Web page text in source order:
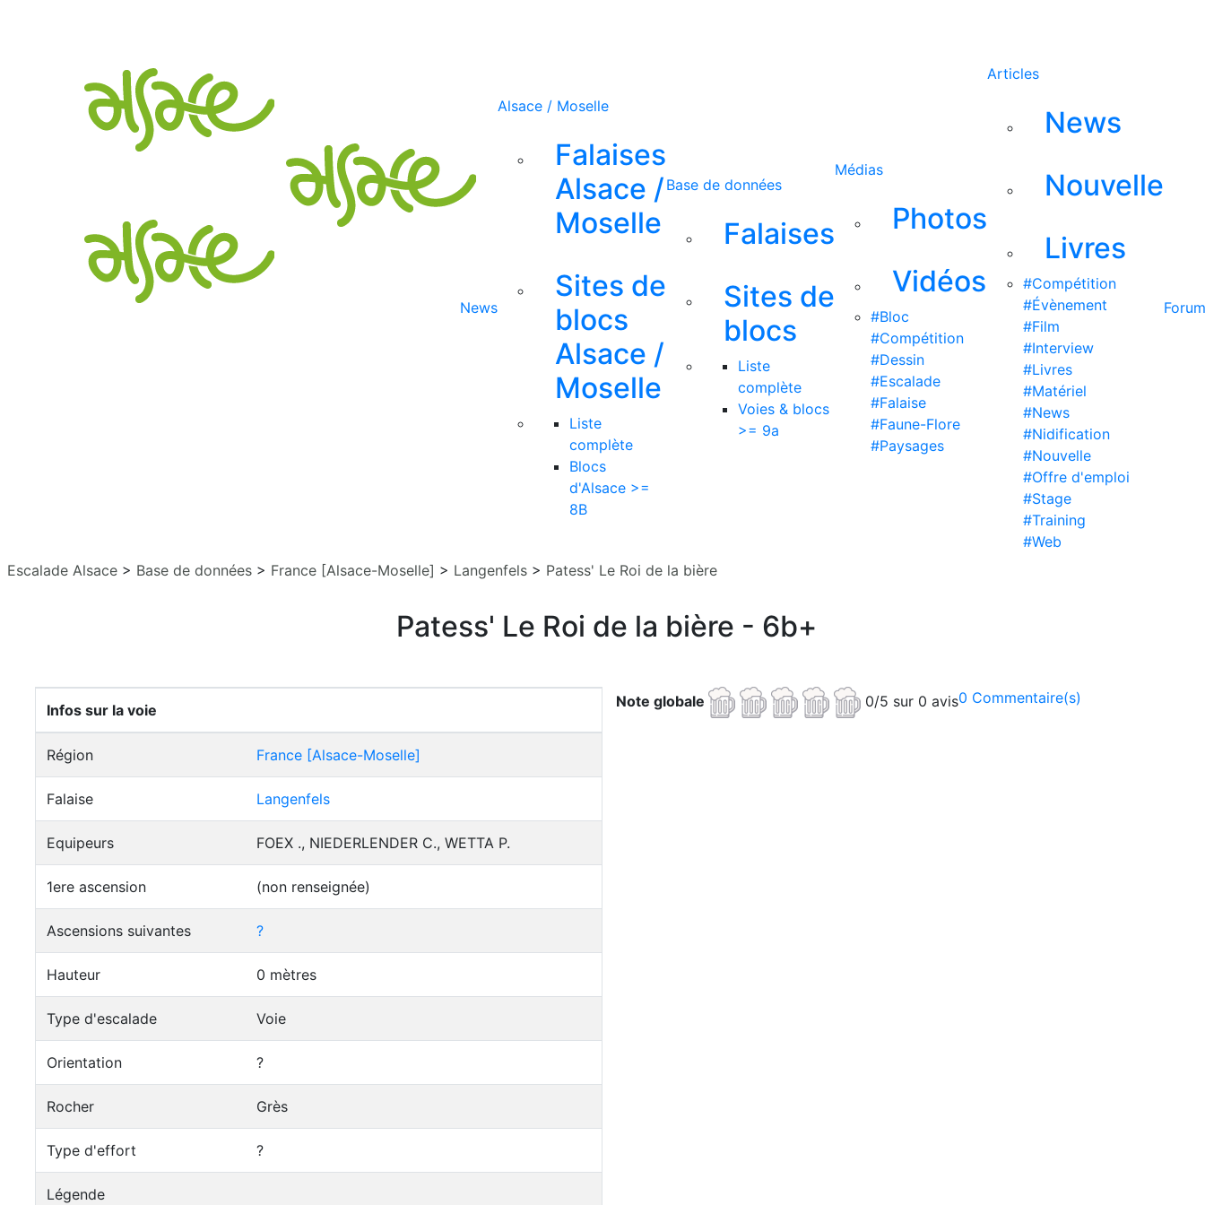
News
Alsace / Moselle
Falaises
Alsace /
Moselle
Sites de
blocs
Alsace /
Moselle
Liste
complète
Blocs
d'Alsace >=
8B
Base de données
Falaises
Sites de
blocs
Liste
complète
Voies & blocs
>= 9a
Médias
Photos
Vidéos
#Bloc
#Compétition
#Dessin
#Escalade
#Falaise
#Faune-Flore
#Paysages
Articles
News
Nouvelle
Livres
#Compétition
#Évènement
#Film
#Interview
#Livres
#Matériel
#News
#Nidification
#Nouvelle
#Offre d'emploi
#Stage
#Training
#Web
Forum
Escalade Alsace > Base de données > France [Alsace-Moselle] > Langenfels > Patess' Le Roi de la bière
Patess' Le Roi de la bière - 6b+
Infos sur la voie
Région France [Alsace-Moselle]
Falaise Langenfels
Equipeurs FOEX ., NIEDERLENDER C., WETTA P.
1ere ascension (non renseignée)
Ascensions suivantes ?
Hauteur 0 mètres
Type d'escalade Voie
Orientation ?
Rocher Grès
Type d'effort ?
Légende
0 Commentaire(s)
Note globale 0/5 sur 0 avis